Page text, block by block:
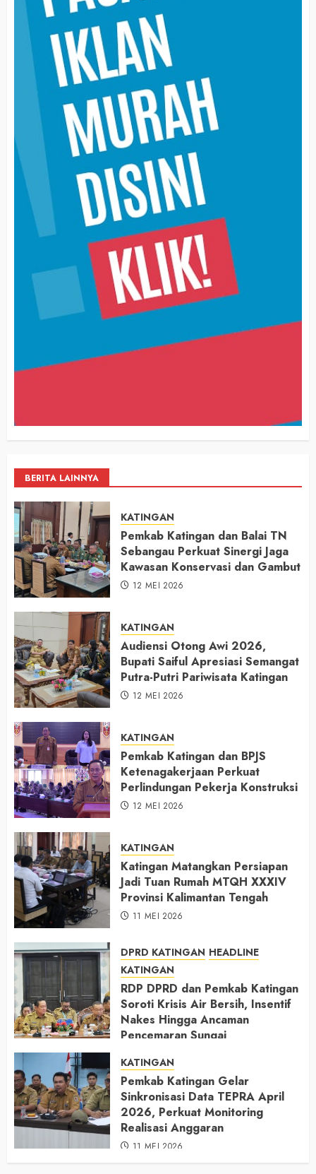
BERITA LAINNYA
KATINGAN
Pemkab Katingan dan Balai TN
Sebangau Perkuat Sinergi Jaga
Kawasan Konservasi dan Gambut
12 MEI 2026
KATINGAN
Audiensi Otong Awi 2026,
Bupati Saiful Apresiasi Semangat
Putra-Putri Pariwisata Katingan
12 MEI 2026
KATINGAN
Pemkab Katingan dan BPJS
Ketenagakerjaan Perkuat
Perlindungan Pekerja Konstruksi
12 MEI 2026
KATINGAN
Katingan Matangkan Persiapan
Jadi Tuan Rumah MTQH XXXIV
Provinsi Kalimantan Tengah
11 MEI 2026
DPRD KATINGAN HEADLINE
KATINGAN
RDP DPRD dan Pemkab Katingan
Soroti Krisis Air Bersih, Insentif
Nakes Hingga Ancaman
Pencemaran Sungai
KATINGAN
Pemkab Katingan Gelar
Sinkronisasi Data TEPRA April
2026, Perkuat Monitoring
Realisasi Anggaran
11 MEI 2026